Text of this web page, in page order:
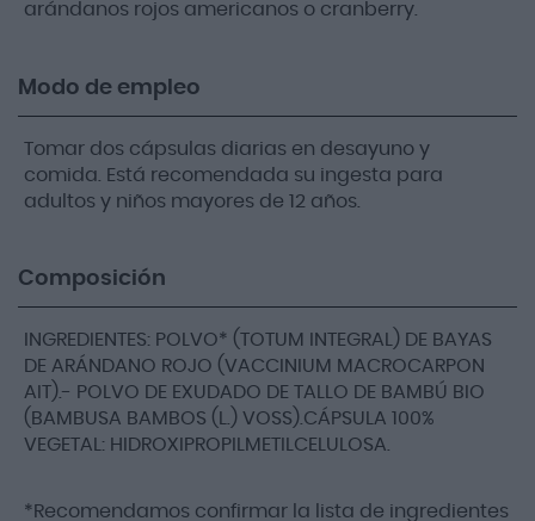
arándanos rojos americanos o cranberry.
Modo de empleo
Tomar dos cápsulas diarias en desayuno y
comida. Está recomendada su ingesta para
adultos y niños mayores de 12 años.
Composición
INGREDIENTES: POLVO* (TOTUM INTEGRAL) DE BAYAS
DE ARÁNDANO ROJO (VACCINIUM MACROCARPON
AIT).- POLVO DE EXUDADO DE TALLO DE BAMBÚ BIO
(BAMBUSA BAMBOS (L.) VOSS).CÁPSULA 100%
VEGETAL: HIDROXIPROPILMETILCELULOSA.
*Recomendamos confirmar la lista de ingredientes